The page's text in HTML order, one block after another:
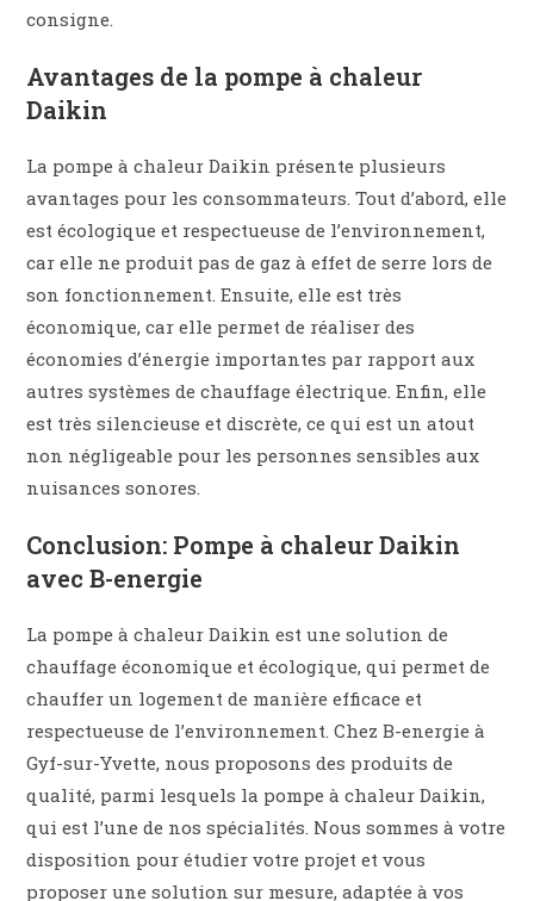
consigne.
Avantages de la pompe à chaleur
Daikin
La pompe à chaleur Daikin présente plusieurs
avantages pour les consommateurs. Tout d’abord, elle
est écologique et respectueuse de l’environnement,
car elle ne produit pas de gaz à effet de serre lors de
son fonctionnement. Ensuite, elle est très
économique, car elle permet de réaliser des
économies d’énergie importantes par rapport aux
autres systèmes de chauffage électrique. Enfin, elle
est très silencieuse et discrète, ce qui est un atout
non négligeable pour les personnes sensibles aux
nuisances sonores.
Conclusion: Pompe à chaleur Daikin
avec B-energie
La pompe à chaleur Daikin est une solution de
chauffage économique et écologique, qui permet de
chauffer un logement de manière efficace et
respectueuse de l’environnement. Chez B-energie à
Gyf-sur-Yvette, nous proposons des produits de
qualité, parmi lesquels la pompe à chaleur Daikin,
qui est l’une de nos spécialités. Nous sommes à votre
disposition pour étudier votre projet et vous
proposer une solution sur mesure, adaptée à vos